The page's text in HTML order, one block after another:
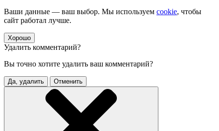
Ваши данные — ваш выбор. Мы используем cookie, чтобы
сайт работал лучше.
Хорошо
Удалить комментарий?
Вы точно хотите удалить ваш комментарий?
Да, удалить Отменить